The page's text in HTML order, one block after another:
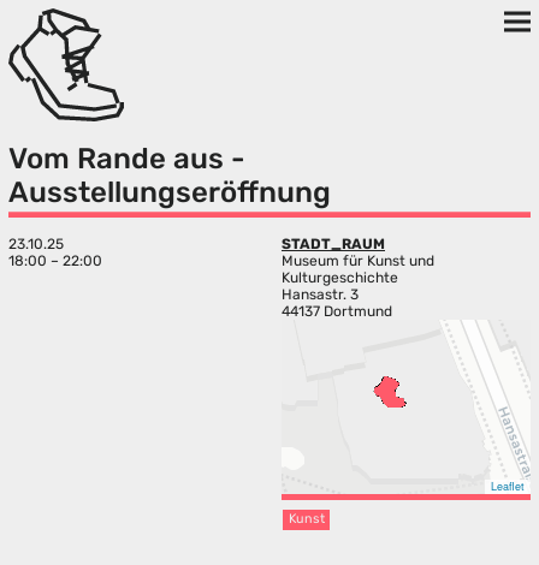
Vom Rande aus -
Ausstellungseröffnung
23.10.25
18:00 – 22:00
STADT_RAUM
Museum für Kunst und
Kulturgeschichte
Hansastr. 3
44137 Dortmund
Leaflet
Kunst